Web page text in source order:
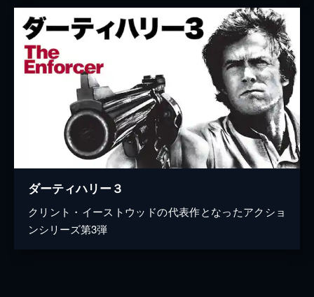
ダーティハリー３
クリント・イーストウッドの代表作となったアクショ
ンシリーズ第3弾